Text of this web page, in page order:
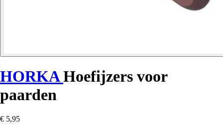
HORKAHoefijzers voor
paarden
€ 5,95